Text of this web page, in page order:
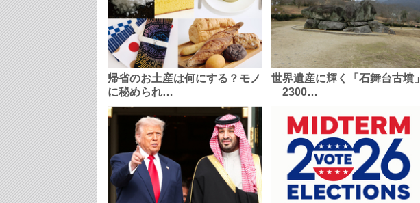
帰省のお土産は何にする？モノ
に秘められ…
世界遺産に輝く「石舞台古墳」
2300…